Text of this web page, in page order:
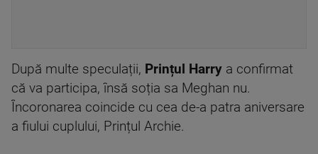
După multe speculații, Prințul Harry a confirmat
că va participa, însă soția sa Meghan nu.
Încoronarea coincide cu cea de-a patra aniversare
a fiului cuplului, Prințul Archie.